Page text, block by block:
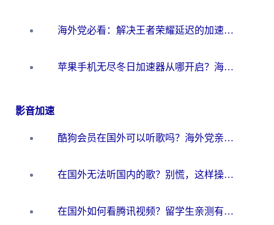
海外党必看：解决王者荣耀延迟的加速器终极指南——从EVE到猫和老鼠，一个工具全搞定
苹果手机无尽冬日加速器从哪开启？海外玩家的冬日生存指南
影音加速
酷狗会员在国外可以听歌吗？海外党亲测有效：3步解决音乐权限难题
在国外无法听国内的歌？别慌，这样操作就能畅听QQ音乐（附亲测加速器推荐）
在国外如何看腾讯视频？留学生亲测有效的回国加速方案